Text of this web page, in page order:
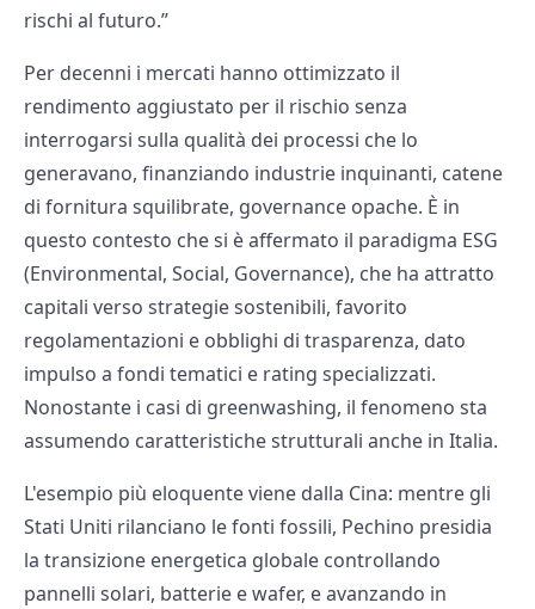
rischi al futuro.”
Per decenni i mercati hanno ottimizzato il
rendimento aggiustato per il rischio senza
interrogarsi sulla qualità dei processi che lo
generavano, finanziando industrie inquinanti, catene
di fornitura squilibrate, governance opache. È in
questo contesto che si è affermato il paradigma ESG
(Environmental, Social, Governance), che ha attratto
capitali verso strategie sostenibili, favorito
regolamentazioni e obblighi di trasparenza, dato
impulso a fondi tematici e rating specializzati.
Nonostante i casi di greenwashing, il fenomeno sta
assumendo caratteristiche strutturali anche in Italia.
L'esempio più eloquente viene dalla Cina: mentre gli
Stati Uniti rilanciano le fonti fossili, Pechino presidia
la transizione energetica globale controllando
pannelli solari, batterie e wafer, e avanzando in